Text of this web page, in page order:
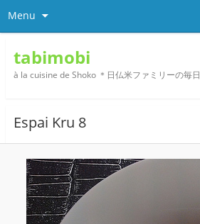
Menu
tabimobi
à la cuisine de Shoko ＊日仏米ファミリーの毎日
Espai Kru 8